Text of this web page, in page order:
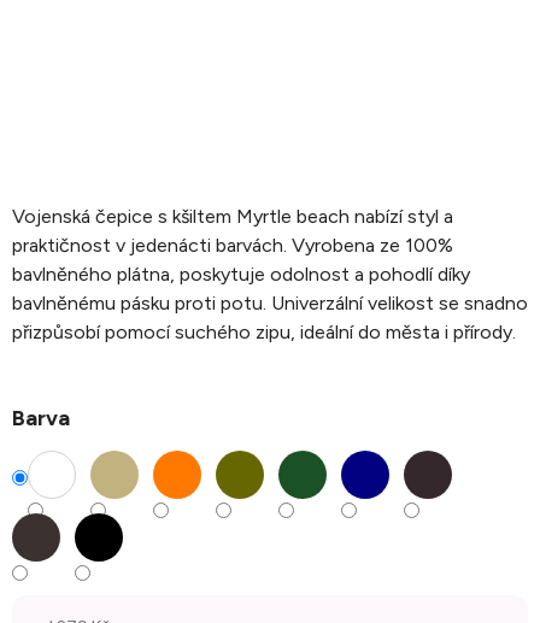
Vojenská čepice s kšiltem Myrtle beach nabízí styl a
praktičnost v jedenácti barvách. Vyrobena ze 100%
bavlněného plátna, poskytuje odolnost a pohodlí díky
bavlněnému pásku proti potu. Univerzální velikost se snadno
přizpůsobí pomocí suchého zipu, ideální do města i přírody.
Barva